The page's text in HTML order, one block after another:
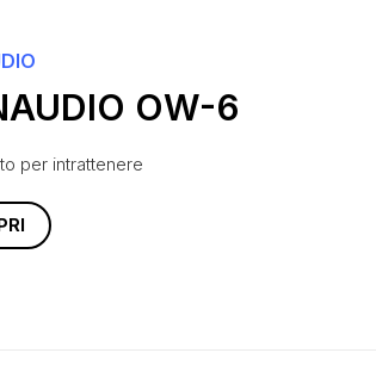
OW-6
per intrattenere